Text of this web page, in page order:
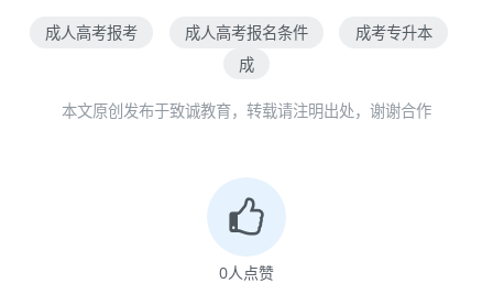
生行政部门颁发的相应类别的执 业助理医师
或以上资格证书，或取得国家认可的普通中
专相应 专业或以上学历；或者县级及以上卫
有中专或以上学历或水平证书。
2．报考护理学专业的人员应当取得省级卫生
成人高考报考 成人高考报名条件
成考专升本
成
本文原创发布于致诚教育，转载请注明出处，谢谢合作
0人点赞